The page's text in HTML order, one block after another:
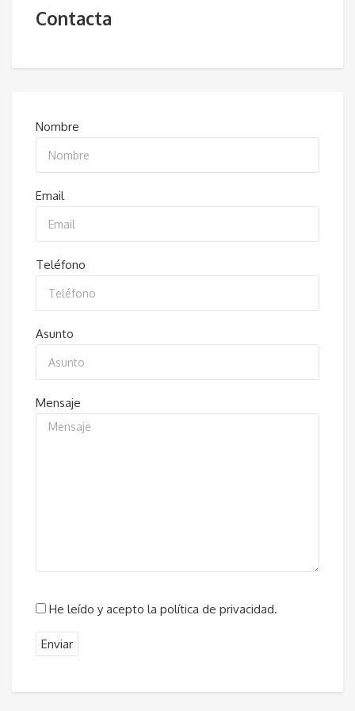
Contacta
Nombre
Email
Teléfono
Asunto
Mensaje
He leído y acepto la política de privacidad.